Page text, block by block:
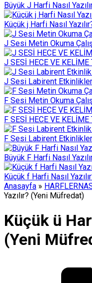
Büyük J Harfi Nasıl
Küçük j Harfi Nasıl
J Sesi Metin Okuma
J SESİ HECE VE KELİME
J Sesi Labirent
F Sesi Metin Okuma
F SESİ HECE VE KELİME
F Sesi Labirent
Büyük F Harfi Nasıl
Küçük f Harfi Nasıl
Anasayfa »
Yazılır? (Yeni Müfredat)
Küçük ü
(Yeni